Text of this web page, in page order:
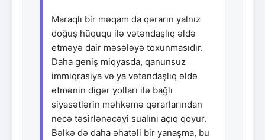
Maraqlı bir məqam da qərarın yalnız
doğuş hüququ ilə vətəndaşlıq əldə
etməyə dair məsələyə toxunmasıdır.
Daha geniş miqyasda, qanunsuz
immiqrasiya və ya vətəndaşlıq əldə
etmənin digər yolları ilə bağlı
siyasətlərin məhkəmə qərarlarından
necə təsirlənəcəyi sualını açıq qoyur.
Bəlkə də daha əhatəli bir yanaşma, bu